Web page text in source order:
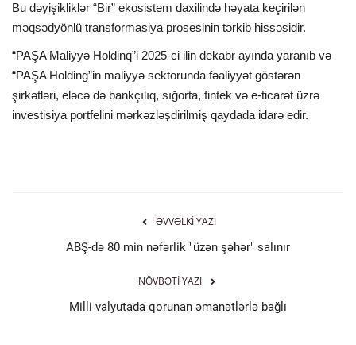
Bu dəyişikliklər “Bir” ekosistem daxilində həyata keçirilən
məqsədyönlü transformasiya prosesinin tərkib hissəsidir.
“PAŞA Maliyyə Holdinq”i 2025-ci ilin dekabr ayında yaranıb və
“PAŞA Holding”in maliyyə sektorunda fəaliyyət göstərən
şirkətləri, eləcə də bankçılıq, sığorta, fintek və e-ticarət üzrə
investisiya portfelini mərkəzləşdirilmiş qaydada idarə edir.
ƏVVƏLKI YAZI
ABŞ-də 80 min nəfərlik "üzən şəhər" salınır
NÖVBƏTI YAZI
Milli valyutada qorunan əmanətlərlə bağlı